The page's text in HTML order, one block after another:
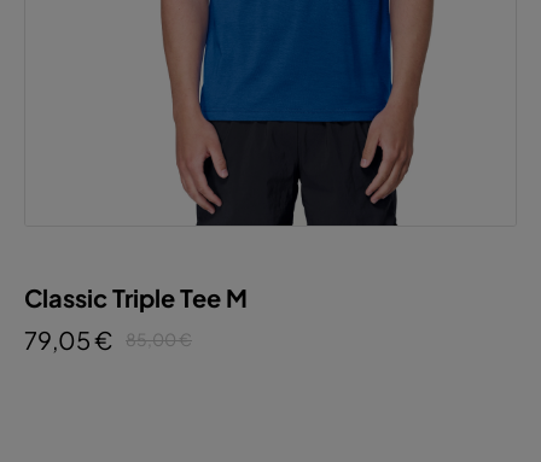
Classic Triple Tee M
79,05 €
85,00 €